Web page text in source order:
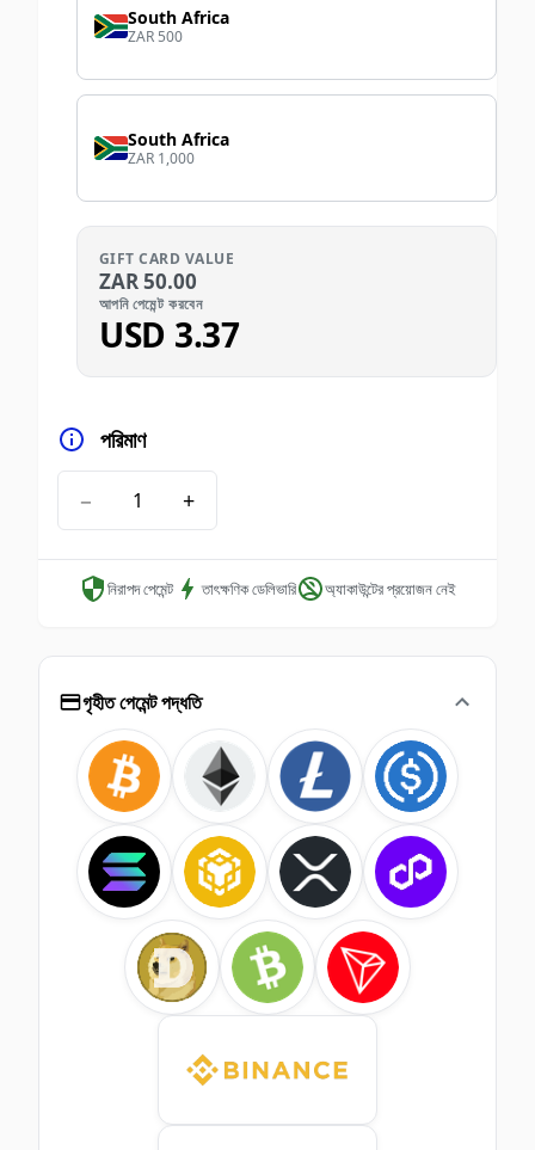
South Africa
ZAR 500
South Africa
ZAR 1,000
GIFT CARD VALUE
ZAR50.00
আপনি পেমেন্ট করবেন
USD 3.37
পরিমাণ
− +
নিরাপদ পেমেন্ট তাৎক্ষণিক ডেলিভারি অ্যাকাউন্টের প্রয়োজন নেই
গৃহীত পেমেন্ট পদ্ধতি